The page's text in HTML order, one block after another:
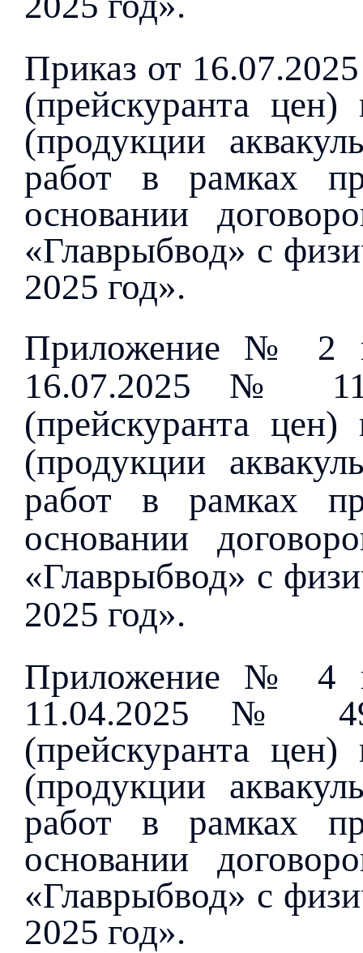
Приказ от
(прейскуранта цен)
(продукции
работ в рамках
основании
«Главрыбвод» с
2025 год».
Приложение № 2 к
16.07.2025 №
(прейскуранта цен)
(продукции
работ в рамках
основании
«Главрыбвод» с
2025 год».
Приложение № 4 к
11.04.2025 № 49
(прейскуранта цен)
(продукции
работ в рамках
основании
«Главрыбвод» с
2025 год».